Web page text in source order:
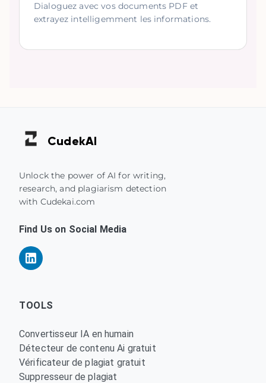
Dialoguez avec vos documents PDF et
extrayez intelligemment les informations.
CudekAI
Unlock the power of AI for writing,
research, and plagiarism detection
with Cudekai.com
Find Us on Social Media
TOOLS
Convertisseur IA en humain
Détecteur de contenu Ai gratuit
Vérificateur de plagiat gratuit
Suppresseur de plagiat